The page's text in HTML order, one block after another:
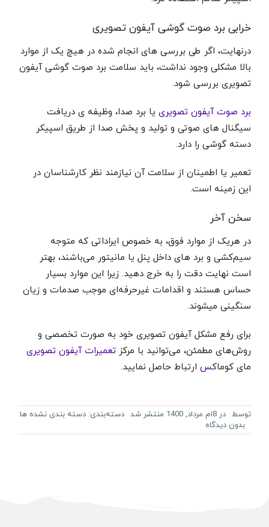
خرابی برد صوت گوشی آیفون تصویری
درنهایت، اگر طی بررسی های انجام شده در هیچ یک از موارد
بالا مشکلی وجود نداشت، باید سلامت برد صوت گوشی آیفون
تصویری بررسی شود.
برد صوت آیفون تصویری یا برد صدا، وظیفه ی دریافت
سیگنال های صوتی و تولید و پخش صدا از طریق اسپیکر
دسته گوشی را دارد.
تعمیر یا اطمینان از سلامت آن نیازمند نظر کارشناسان در
این زمینه است.
سخن آخر
در هریک از موارد فوق، به خصوص ایراداتی که متوجه
سیم‌کشی و برد های داخل پنل یا مانیتور می‌باشند، بهتر
است نهایت دقت را به خرج دهید. زیرا این موارد بسیار
حساس هستند و اقدامات غیرحرفه‌ای موجب صدمات و زیان
سنگینی میشوند.
برای رفع مشکل آیفون تصویری خود به صورت تخصصی و
روش‌های مطمئن، می‌توانید با مرکز تعمیرات آیفون تصویری
مای کوماکس ارتباط حاصل نمایید.
توسط در 8ام مرداد, 1400 منتشر شد دسته‌بندی: دسته بندی نشده ها
بدون دیدگاه